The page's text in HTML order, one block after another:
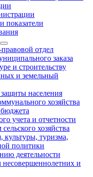
показатели
отдел
заказа
и строительству
и земельный
населения
хозяйства
учета и отчетности
хозяйства
культуры, туризма,
политики
деятельности
и